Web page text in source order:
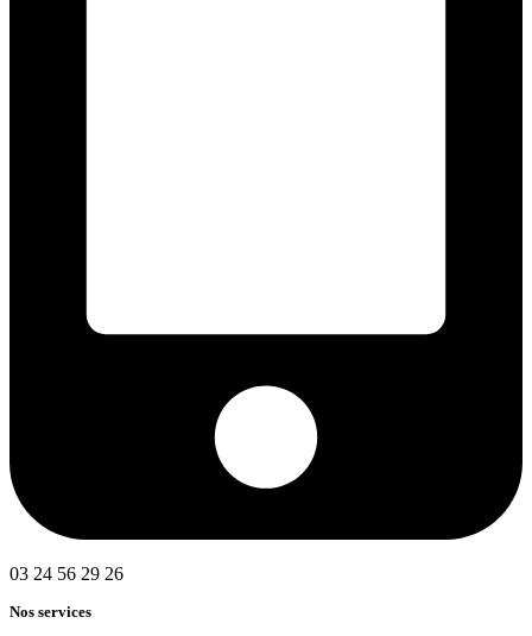
03 24 56 29 26
Nos services